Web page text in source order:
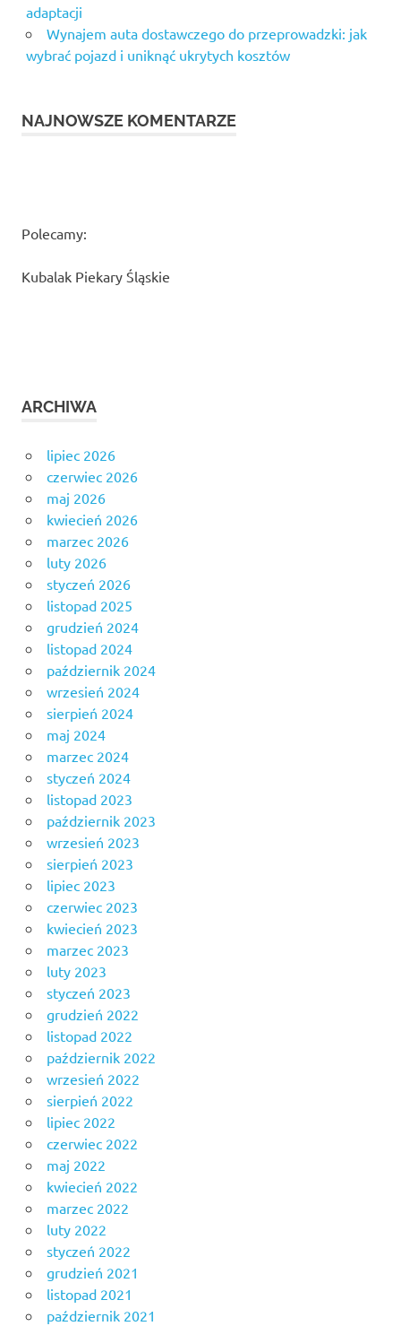
adaptacji
Wynajem auta dostawczego do przeprowadzki: jak
wybrać pojazd i uniknąć ukrytych kosztów
NAJNOWSZE KOMENTARZE
Polecamy:
Kubalak Piekary Śląskie
ARCHIWA
lipiec 2026
czerwiec 2026
maj 2026
kwiecień 2026
marzec 2026
luty 2026
styczeń 2026
listopad 2025
grudzień 2024
listopad 2024
październik 2024
wrzesień 2024
sierpień 2024
maj 2024
marzec 2024
styczeń 2024
listopad 2023
październik 2023
wrzesień 2023
sierpień 2023
lipiec 2023
czerwiec 2023
kwiecień 2023
marzec 2023
luty 2023
styczeń 2023
grudzień 2022
listopad 2022
październik 2022
wrzesień 2022
sierpień 2022
lipiec 2022
czerwiec 2022
maj 2022
kwiecień 2022
marzec 2022
luty 2022
styczeń 2022
grudzień 2021
listopad 2021
październik 2021